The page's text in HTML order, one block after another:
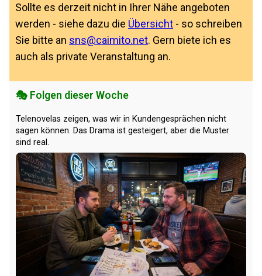
Sollte es derzeit nicht in Ihrer Nähe angeboten
werden - siehe dazu die Übersicht - so schreiben
Sie bitte an sns@caimito.net. Gern biete ich es
auch als private Veranstaltung an.
🎭 Folgen dieser Woche
Telenovelas zeigen, was wir in Kundengesprächen nicht
sagen können. Das Drama ist gesteigert, aber die Muster
sind real.